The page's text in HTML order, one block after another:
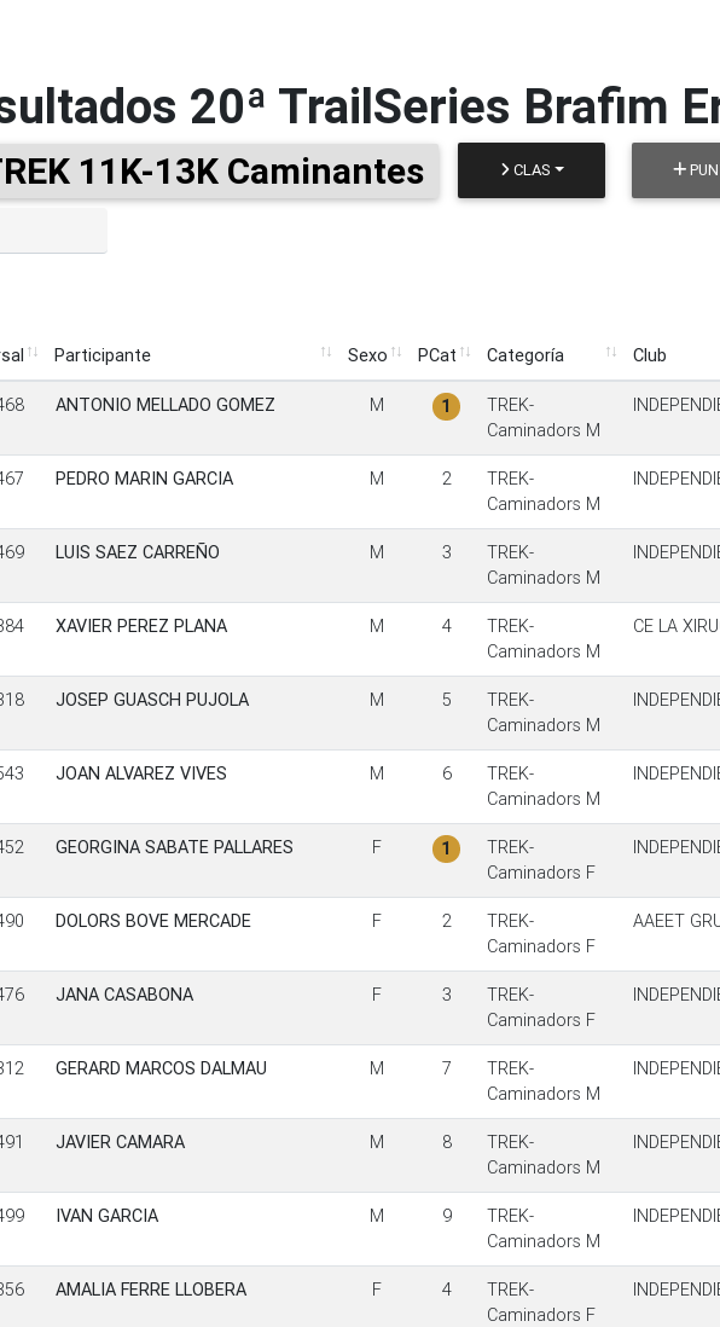
20ª TrailSeries Brafim
11K-13K Caminantes CLAS
Participante Sexo PCat Categoría Club
Participante Sexo PCat Categoría Club
ANTONIO MELLADO GOMEZ M 1
TREK-
Caminadors M
PEDRO MARIN GARCIA M 2
TREK-
Caminadors M
LUIS SAEZ CARREÑO M 3
TREK-
Caminadors M
XAVIER PEREZ PLANA M 4
TREK-
Caminadors M
CE LA
JOSEP GUASCH PUJOLA M 5
TREK-
Caminadors M
JOAN ALVAREZ VIVES M 6
TREK-
Caminadors M
GEORGINA SABATE PALLARES F 1
TREK-
Caminadors F
DOLORS BOVE MERCADE F 2
TREK-
Caminadors F
AAEET
JANA CASABONA F 3
TREK-
Caminadors F
GERARD MARCOS DALMAU M 7
TREK-
Caminadors M
JAVIER CAMARA M 8
TREK-
Caminadors M
IVAN GARCIA M 9
TREK-
Caminadors M
AMALIA FERRE LLOBERA F 4
TREK-
Caminadors F